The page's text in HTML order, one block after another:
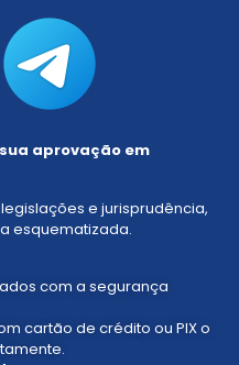
com a segurança
cartão de crédito ou PIX o
aprovação em
e jurisprudência,
esquematizada.